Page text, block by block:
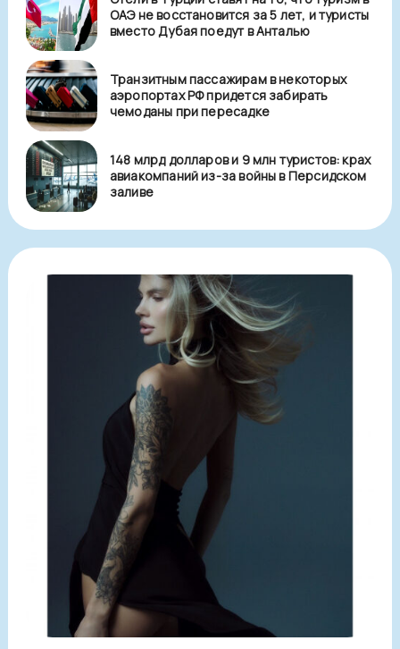
ОАЭ не восстановится за 5 лет, и туристы
вместо Дубая поедут в Анталью
Транзитным пассажирам в некоторых
аэропортах РФ придется забирать
чемоданы при пересадке
148 млрд долларов и 9 млн туристов: крах
авиакомпаний из-за войны в Персидском
заливе